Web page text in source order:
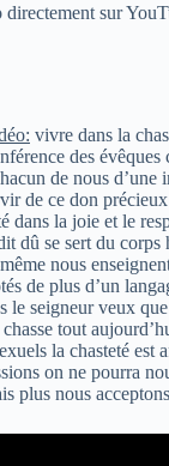
sur
vivre dans la
des
de nous
de ce don
dans la joie et le
dû se sert du
nous
de plus d’un
le seigneur veux
tout
la chasteté
on ne pourra
plus nous